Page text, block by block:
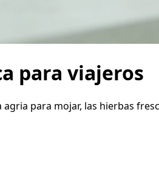
para viajeros
para mojar, las hierbas